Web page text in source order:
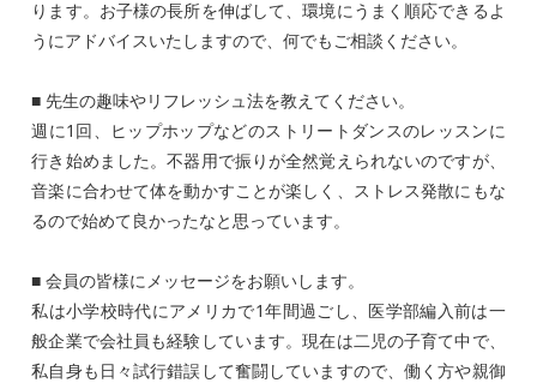
ります。お子様の長所を伸ばして、環境にうまく順応できるよ
うにアドバイスいたしますので、何でもご相談ください。
■ 先生の趣味やリフレッシュ法を教えてください。
週に1回、ヒップホップなどのストリートダンスのレッスンに
行き始めました。不器用で振りが全然覚えられないのですが、
音楽に合わせて体を動かすことが楽しく、ストレス発散にもな
るので始めて良かったなと思っています。
■ 会員の皆様にメッセージをお願いします。
私は小学校時代にアメリカで1年間過ごし、医学部編入前は一
般企業で会社員も経験しています。現在は二児の子育て中で、
私自身も日々試行錯誤して奮闘していますので、働く方や親御